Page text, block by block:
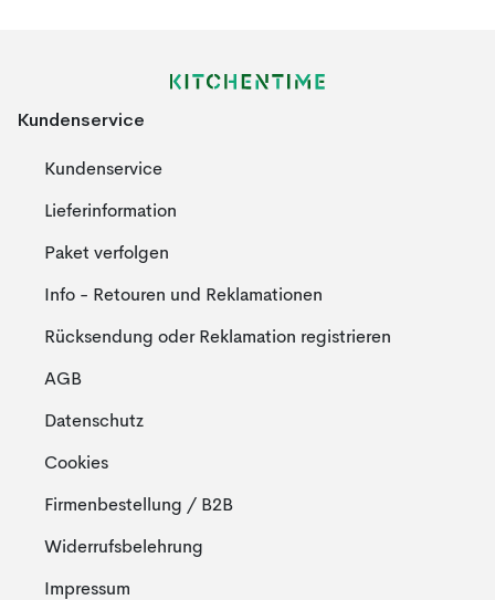
Kundenservice
Kundenservice
Lieferinformation
Paket verfolgen
Info - Retouren und Reklamationen
Rücksendung oder Reklamation registrieren
AGB
Datenschutz
Cookies
Firmenbestellung / B2B
Widerrufsbelehrung
Impressum